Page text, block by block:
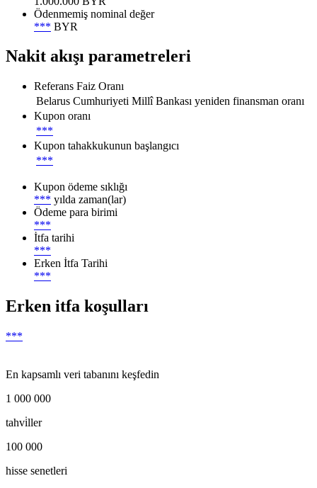
Ödenmemiş nominal değer
*** BYR
Nakit akışı parametreleri
Referans Faiz Oranı
Belarus Cumhuriyeti Millî Bankası yeniden finansman oranı
Kupon oranı
***
Kupon tahakkukunun başlangıcı
***
Kupon ödeme sıklığı
*** yılda zaman(lar)
Ödeme para birimi
***
İtfa tarihi
***
Erken İtfa Tarihi
***
Erken itfa koşulları
***
En kapsamlı veri tabanını keşfedin
1 000 000
tahvi̇ller
100 000
hisse senetleri